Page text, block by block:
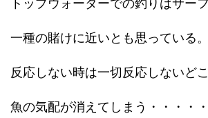
トップウォーターでの釣りはサー
一種の賭けに近いとも思っている。
反応しない時は一切反応しないど
魚の気配が消えてしまう・・・・・